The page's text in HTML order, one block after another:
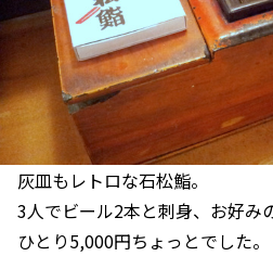
灰皿もレトロな石松鮨。
3人でビール2本と刺身、お好み
ひとり5,000円ちょっとでした。